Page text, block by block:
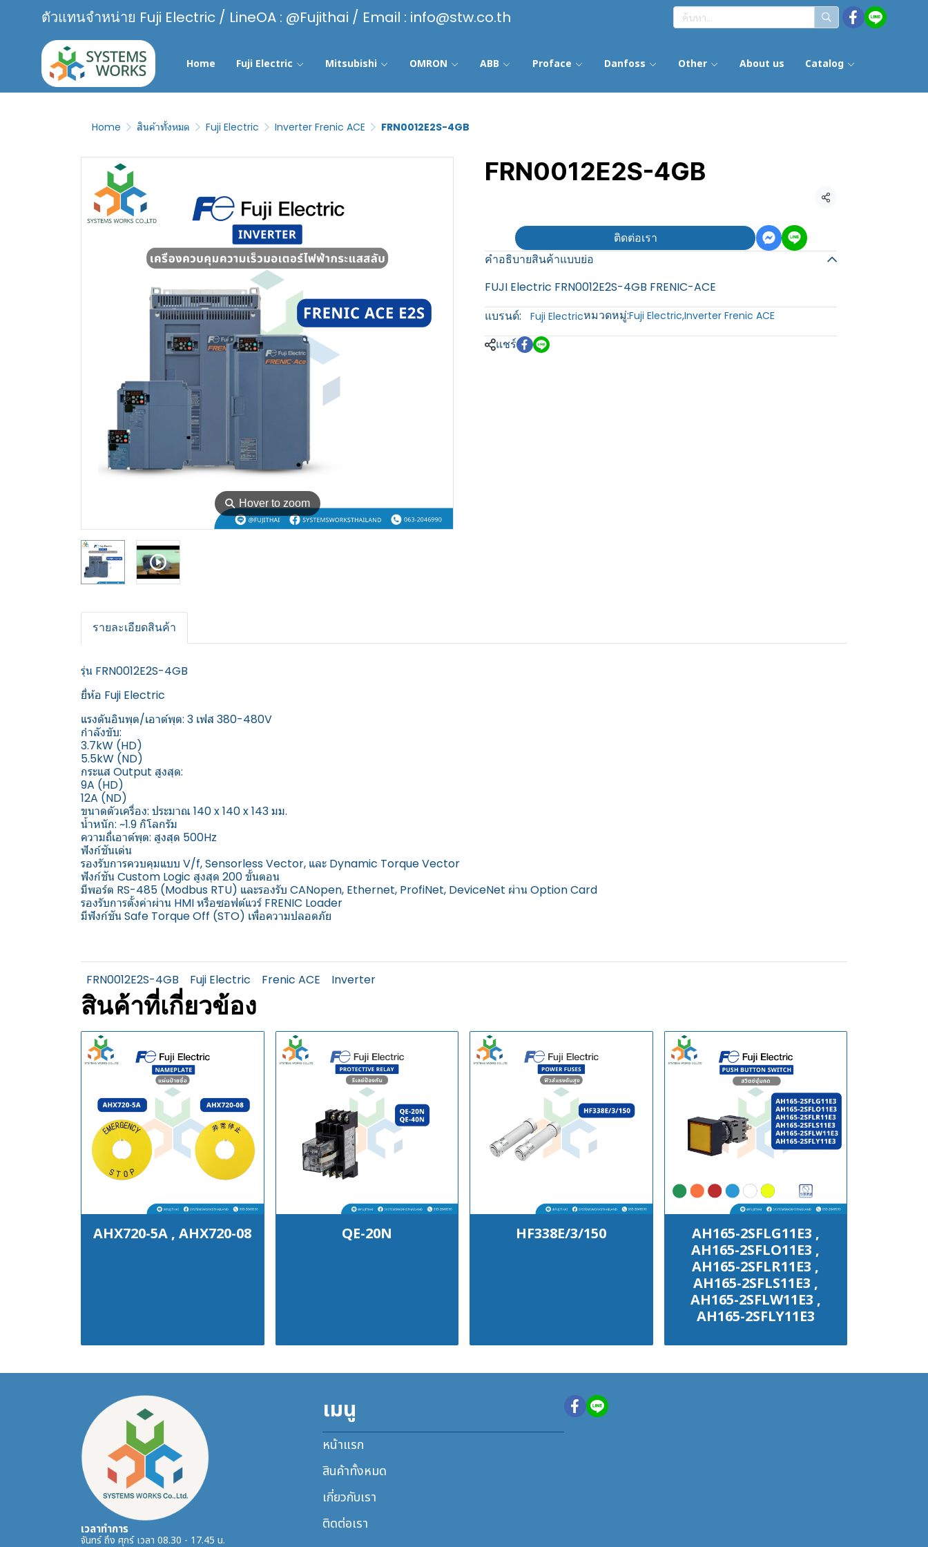
ตัวแทนจำหน่าย Fuji Electric / LineOA : @Fujithai / Email : info@stw.co.th
Home Fuji Electric Mitsubishi OMRON ABB Proface Danfoss Other About us Catalog
Home สินค้าทั้งหมด Fuji Electric Inverter Frenic ACE FRN0012E2S-4GB
⚲Hover to zoom
FRN0012E2S-4GB
แชร์
ติดต่อเรา
คำอธิบายสินค้าแบบย่อ
FUJI Electric FRN0012E2S-4GB FRENIC-ACE
แบรนด์:
Fuji Electricหมวดหมู่:Fuji Electric,Inverter Frenic ACE
แชร์
รายละเอียดสินค้า
รุ่น FRN0012E2S-4GB
ยี่ห้อ Fuji Electric
แรงดันอินพุต/เอาต์พุต: 3 เฟส 380-480V
กำลังขับ:
3.7kW (HD)
5.5kW (ND)
กระแส Output สูงสุด:
9A (HD)
12A (ND)
ขนาดตัวเครื่อง: ประมาณ 140 x 140 x 143 มม.
น้ำหนัก: ~1.9 กิโลกรัม
ความถี่เอาต์พุต: สูงสุด 500Hz
ฟังก์ชันเด่น
รองรับการควบคุมแบบ V/f, Sensorless Vector, และ Dynamic Torque Vector
ฟังก์ชัน Custom Logic สูงสุด 200 ขั้นตอน
มีพอร์ต RS-485 (Modbus RTU) และรองรับ CANopen, Ethernet, ProfiNet, DeviceNet ผ่าน Option Card
รองรับการตั้งค่าผ่าน HMI หรือซอฟต์แวร์ FRENIC Loader
มีฟังก์ชัน Safe Torque Off (STO) เพื่อความปลอดภัย
FRN0012E2S-4GB Fuji Electric Frenic ACE Inverter
สินค้าที่เกี่ยวข้อง
AHX720-5A , AHX720-08 QE-20N HF338E/3/150
AH165-2SFLG11E3 ,
AH165-2SFLO11E3 ,
AH165-2SFLR11E3 ,
AH165-2SFLS11E3 ,
AH165-2SFLW11E3 ,
AH165-2SFLY11E3
เวลาทำการ
จันทร์ ถึง ศุกร์ เวลา 08.30 - 17.45 น.
เมนู
หน้าแรก
สินค้าทั้งหมด
เกี่ยวกับเรา
ติดต่อเรา